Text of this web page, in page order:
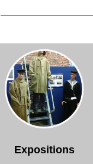
Expositions